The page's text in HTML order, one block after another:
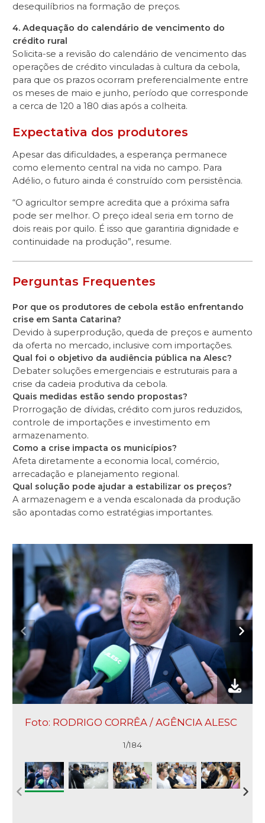
desequilíbrios na formação de preços.
4. Adequação do calendário de vencimento do
crédito rural
Solicita-se a revisão do calendário de vencimento das
operações de crédito vinculadas à cultura da cebola,
para que os prazos ocorram preferencialmente entre
os meses de maio e junho, período que corresponde
a cerca de 120 a 180 dias após a colheita.
Expectativa dos produtores
Apesar das dificuldades, a esperança permanece
como elemento central na vida no campo. Para
Adélio, o futuro ainda é construído com persistência.
“O agricultor sempre acredita que a próxima safra
pode ser melhor. O preço ideal seria em torno de
dois reais por quilo. É isso que garantiria dignidade e
continuidade na produção”, resume.
Perguntas Frequentes
Por que os produtores de cebola estão enfrentando
crise em Santa Catarina?
Devido à superprodução, queda de preços e aumento
da oferta no mercado, inclusive com importações.
Qual foi o objetivo da audiência pública na Alesc?
Debater soluções emergenciais e estruturais para a
crise da cadeia produtiva da cebola.
Quais medidas estão sendo propostas?
Prorrogação de dívidas, crédito com juros reduzidos,
controle de importações e investimento em
armazenamento.
Como a crise impacta os municípios?
Afeta diretamente a economia local, comércio,
arrecadação e planejamento regional.
Qual solução pode ajudar a estabilizar os preços?
A armazenagem e a venda escalonada da produção
são apontadas como estratégias importantes.
Foto: RODRIGO CORRÊA / AGÊNCIA ALESC
1/184